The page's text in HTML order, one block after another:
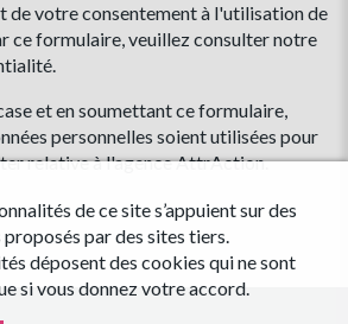
de votre consentement à l'utilisation de
ce formulaire, veuillez consulter notre
.
et en soumettant ce formulaire,
personnelles soient utilisées pour
relative à l'agence AttrAction.
de ce site s’appuient sur des
proposés par des sites tiers.
déposent des cookies qui ne sont
si vous donnez votre accord.